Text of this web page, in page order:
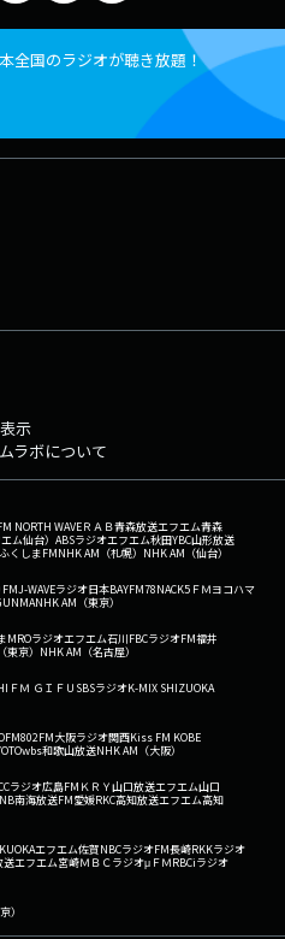
全国のラジオが聴き放題！
示
ラボについて
NORTH WAVEＲＡＢ青森放送エフエム青森
ム仙台） ABSラジオエフエム秋田YBC山形放送
ふくしまFMNHK AM（札幌） NHK AM（仙台）
FMJ-WAVEラジオ日本BAYFM78NACK5 ＦＭヨコハマ
NHK AM（東京）
MROラジオエフエム石川FBCラジオFM福井
東京） NHK AM（名古屋）
ＦＭ ＧＩＦＵ SBSラジオK-MIX SHIZUOKA
FM802FM大阪ラジオ関西Kiss FM KOBE
wbs和歌山放送NHK AM（大阪）
ラジオ広島FM ＫＲＹ山口放送エフエム山口
南海放送FM愛媛RKC高知放送エフエム高知
エフエム佐賀NBCラジオFM長崎RKKラジオ
送エフエム宮崎ＭＢＣラジオμＦＭRBCiラジオ
）